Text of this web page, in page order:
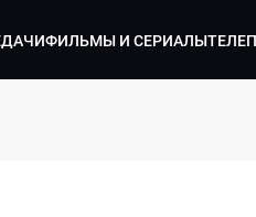
ФИЛЬМЫ И СЕРИАЛЫ